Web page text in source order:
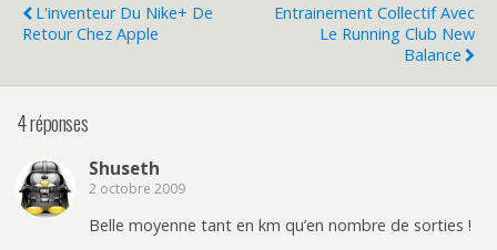
L'inventeur Du Nike+ De
Retour Chez Apple
Entrainement Collectif Avec
Le Running Club New
Balance
4 réponses
Shuseth
2 octobre 2009
Belle moyenne tant en km qu’en nombre de sorties !